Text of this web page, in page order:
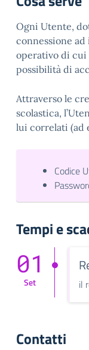
Ogni Utente,
connessione
operativo di cui
possibilità di
Attraverso le
scolastica,
lui correlati (ad
Codice
Tempi e
01
Set il
Contatti